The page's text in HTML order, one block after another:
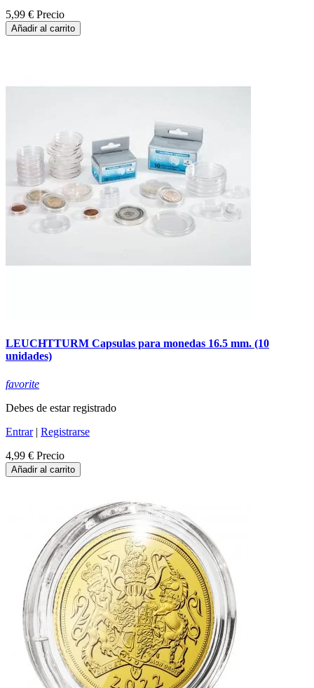
5,99 € Precio
Añadir al carrito
LEUCHTTURM Capsulas para monedas 16.5 mm. (10
unidades)
favorite
Debes de estar registrado
Entrar| Registrarse
4,99 € Precio
Añadir al carrito